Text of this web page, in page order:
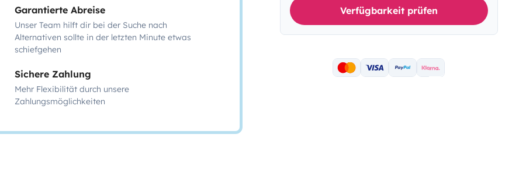
Garantierte Abreise
Unser Team hilft dir bei der Suche nach
Alternativen sollte in der letzten Minute etwas
schiefgehen
Sichere Zahlung
Mehr Flexibilität durch unsere
Zahlungsmöglichkeiten
Verfügbarkeit prüfen